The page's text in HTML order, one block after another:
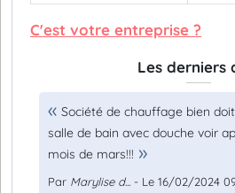
C'est votre entreprise ?
Les derniers
Société de chauffage bien
salle de bain avec douche voir
mois de mars!!!
Par Marylise d... - Le 16/02/2024